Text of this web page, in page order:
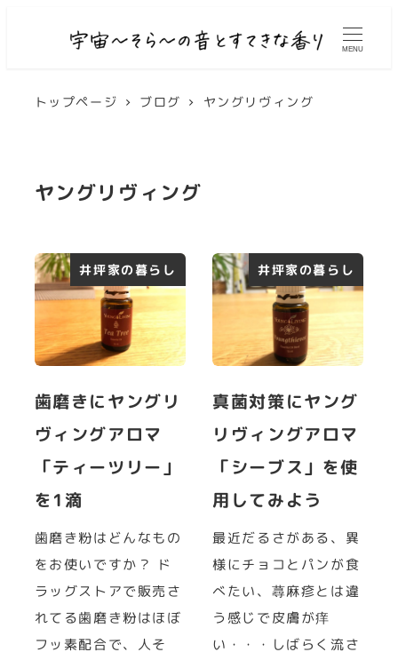
MENU
トップページ ブログ ヤングリヴィング
ヤングリヴィング
井坪家の暮らし
歯磨きにヤングリ
ヴィングアロマ
「ティーツリー」
を1滴
歯磨き粉はどんなもの
をお使いですか？ ド
ラッグストアで販売さ
れてる歯磨き粉はほぼ
フッ素配合で、人そ
井坪家の暮らし
真菌対策にヤング
リヴィングアロマ
「シーブス」を使
用してみよう
最近だるさがある、異
様にチョコとパンが食
べたい、蕁麻疹とは違
う感じで皮膚が痒
い・・・しばらく流さ